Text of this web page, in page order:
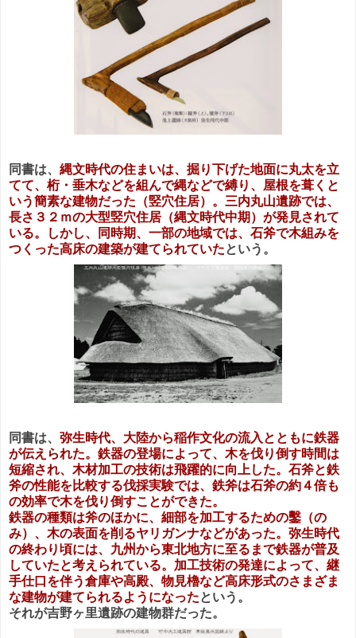
同書は、 縄文時代の住まいは、掘り下げた地面に丸太を立
てて、桁・垂木などを組んで縄などで縛り、屋根を葺くと
いう簡素な建物だった（竪穴住居）。三内丸山遺跡では、
長さ３２ｍの大型竪穴住居（縄文時代中期）が発見されて
いる。しかし、同時期、一部の地域では、石斧で木組みを
つくった高床の建築が建てられていたという。
同書は、 弥生時代、大陸から稲作文化の流入とともに鉄器
が伝えられた。鉄器の登場によって、木を伐り倒す時間は
短縮され、木材加工の技術は飛躍的に向上した。石斧と鉄
斧の性能を比較する伐採実験では、鉄斧は石斧の約４倍も
の効率で木を伐り倒すことができた。
鉄器の種類は斧のほかに、細部を加工するための鑿（の
み）、木の表面を削るヤリガンナなどがあった。弥生時代
の終わり頃には、九州から東北地方に至るまで鉄器が普及
していたと考えられている。加工技術の発達によって、継
手仕口を伴う倉庫や高殿、物見櫓など高床形式のさまざま
な建物が建てられるようになったという。
それが吉野ヶ里遺跡の建物群だった。